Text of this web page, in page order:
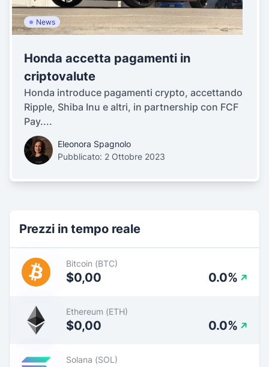
News
Honda accetta pagamenti in
criptovalute
Honda introduce pagamenti crypto, accettando
Ripple, Shiba Inu e altri, in partnership con FCF
Pay....
Eleonora Spagnolo
Pubblicato: 2 Ottobre 2023
Prezzi in tempo reale
Bitcoin (BTC)
$0,00 0.0%
Ethereum (ETH)
$0,00 0.0%
Solana (SOL)